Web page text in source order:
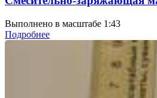
Выполнено в масштабе 1:43
Подробнее